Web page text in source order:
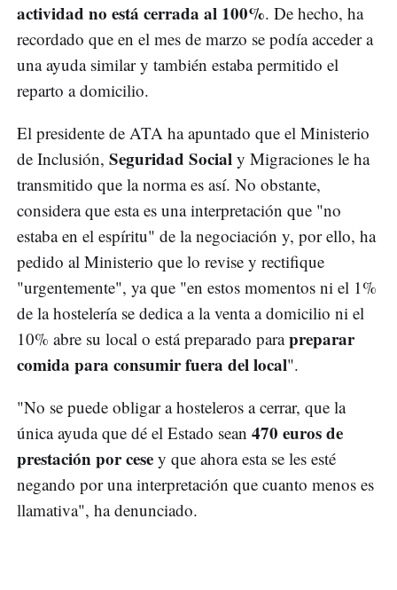
actividad no está cerrada al 100%. De hecho, ha
recordado que en el mes de marzo se podía acceder a
una ayuda similar y también estaba permitido el
reparto a domicilio.
El presidente de ATA ha apuntado que el Ministerio
de Inclusión, Seguridad Social y Migraciones le ha
transmitido que la norma es así. No obstante,
considera que esta es una interpretación que "no
estaba en el espíritu" de la negociación y, por ello, ha
pedido al Ministerio que lo revise y rectifique
"urgentemente", ya que "en estos momentos ni el 1%
de la hostelería se dedica a la venta a domicilio ni el
10% abre su local o está preparado parapreparar
comida para consumir fuera del local".
"No se puede obligar a hosteleros a cerrar, que la
única ayuda que dé el Estado sean 470 euros de
prestación por cese y que ahora esta se les esté
negando por una interpretación que cuanto menos es
llamativa", ha denunciado.